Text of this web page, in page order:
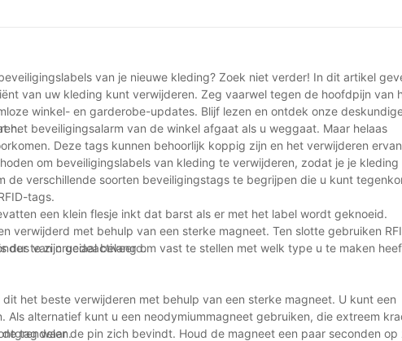
van je nieuwe kleding? Zoek niet verder! In dit artikel
van uw kleding kunt verwijderen. Zeg vaarwel tegen de hoofdpijn van
winkel- en garderobe-updates. Blijf lezen en ontdek onze
beveiligingsalarm van de winkel afgaat als u weggaat. Maar helaas
Deze tags kunnen behoorlijk koppig zijn en het verwijderen
om beveiligingslabels van kleding te verwijderen, zodat je je kleding
de verschillende soorten beveiligingstags te begrijpen die u kunt
tags.
een klein flesje inkt dat barst als er met het label wordt geknoeid.
verwijderd met behulp van een sterke magneet. Ten slotte gebruiken
te zijn gedeactiveerd.
dus van cruciaal belang om vast te stellen met welk type u te maken
het beste verwijderen met behulp van een sterke magneet. U kunt een
alternatief kunt u een neodymiummagneet gebruiken, die extreem
tag waar de pin zich bevindt. Houd de magneet een paar seconden op